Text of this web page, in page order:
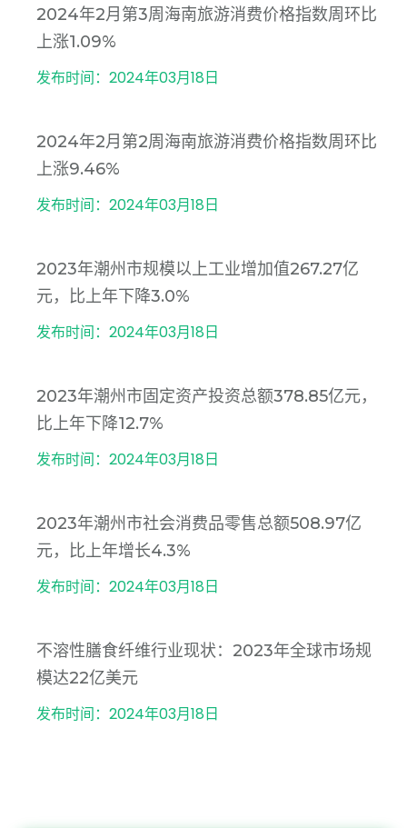
2024年2月第3周海南旅游消费价格指数周环比
上涨1.09%
发布时间：2024年03月18日
2024年2月第2周海南旅游消费价格指数周环比
上涨9.46%
发布时间：2024年03月18日
2023年潮州市规模以上工业增加值267.27亿
元，比上年下降3.0%
发布时间：2024年03月18日
2023年潮州市固定资产投资总额378.85亿元，
比上年下降12.7%
发布时间：2024年03月18日
2023年潮州市社会消费品零售总额508.97亿
元，比上年增长4.3%
发布时间：2024年03月18日
不溶性膳食纤维行业现状：2023年全球市场规
模达22亿美元
发布时间：2024年03月18日